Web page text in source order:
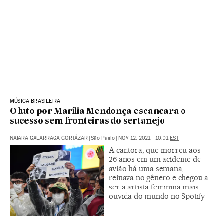
MÚSICA BRASILEIRA
O luto por Marília Mendonça escancara o
sucesso sem fronteiras do sertanejo
NAIARA GALARRAGA GORTÁZAR | São Paulo | NOV 12, 2021 - 10:01EST
A cantora, que morreu aos
26 anos em um acidente de
avião há uma semana,
reinava no gênero e chegou a
ser a artista feminina mais
ouvida do mundo no Spotify